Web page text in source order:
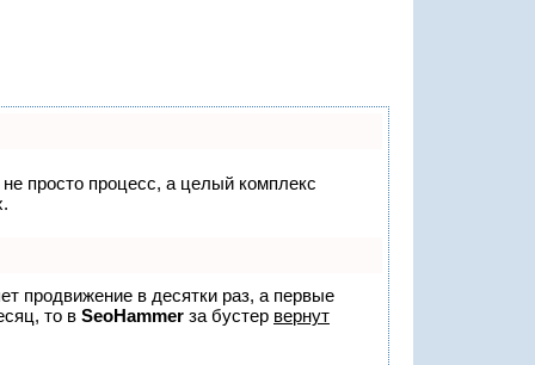
просто процесс, а целый комплекс
продвижение в десятки раз, а первые
то в SeoHammer за бустер вернут